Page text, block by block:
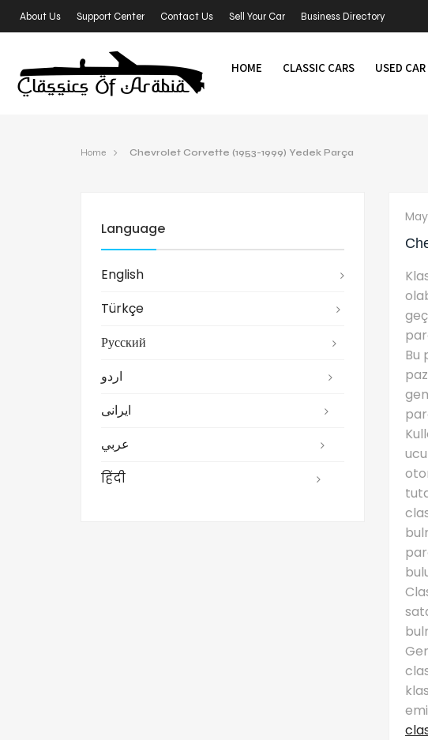
About Us Support Center Contact Us Sell Your Car Business Directory
HOME CLASSIC CARS USED
Home Chevrolet Corvette (1953-1999) Yedek Parça
Language
English
Türkçe
Русский
اردو
ایرانی
عربي
हिंदी
Bu